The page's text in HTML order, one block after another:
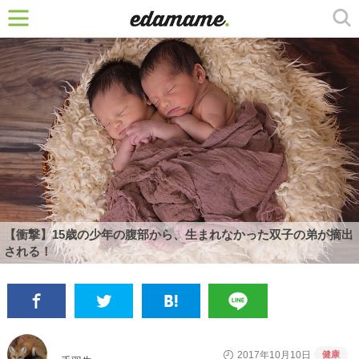
【衝撃】15歳の少年の腹部から、生まれなかった双子の弟が摘出
される！
2017年10月10日 健康